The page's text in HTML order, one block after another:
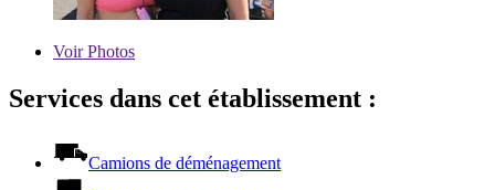
VoirPhotos
Services dans cet établissement :
Camions de déménagement